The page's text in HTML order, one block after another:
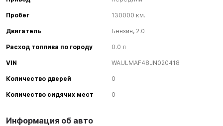
Информация об авто
Пробег 130000 км.
Двигатель Бензин, 2.0
Расход топлива по городу 0.0 л
VIN WAULMAF48JN020418
Количество дверей 0
Количество сидячих мест 0